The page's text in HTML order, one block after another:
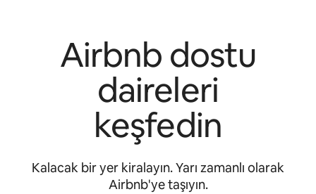
Airbnb dostu
daireleri
keşfedin
Kalacak bir yer kiralayın. Yarı zamanlı olarak
Airbnb'ye taşıyın.